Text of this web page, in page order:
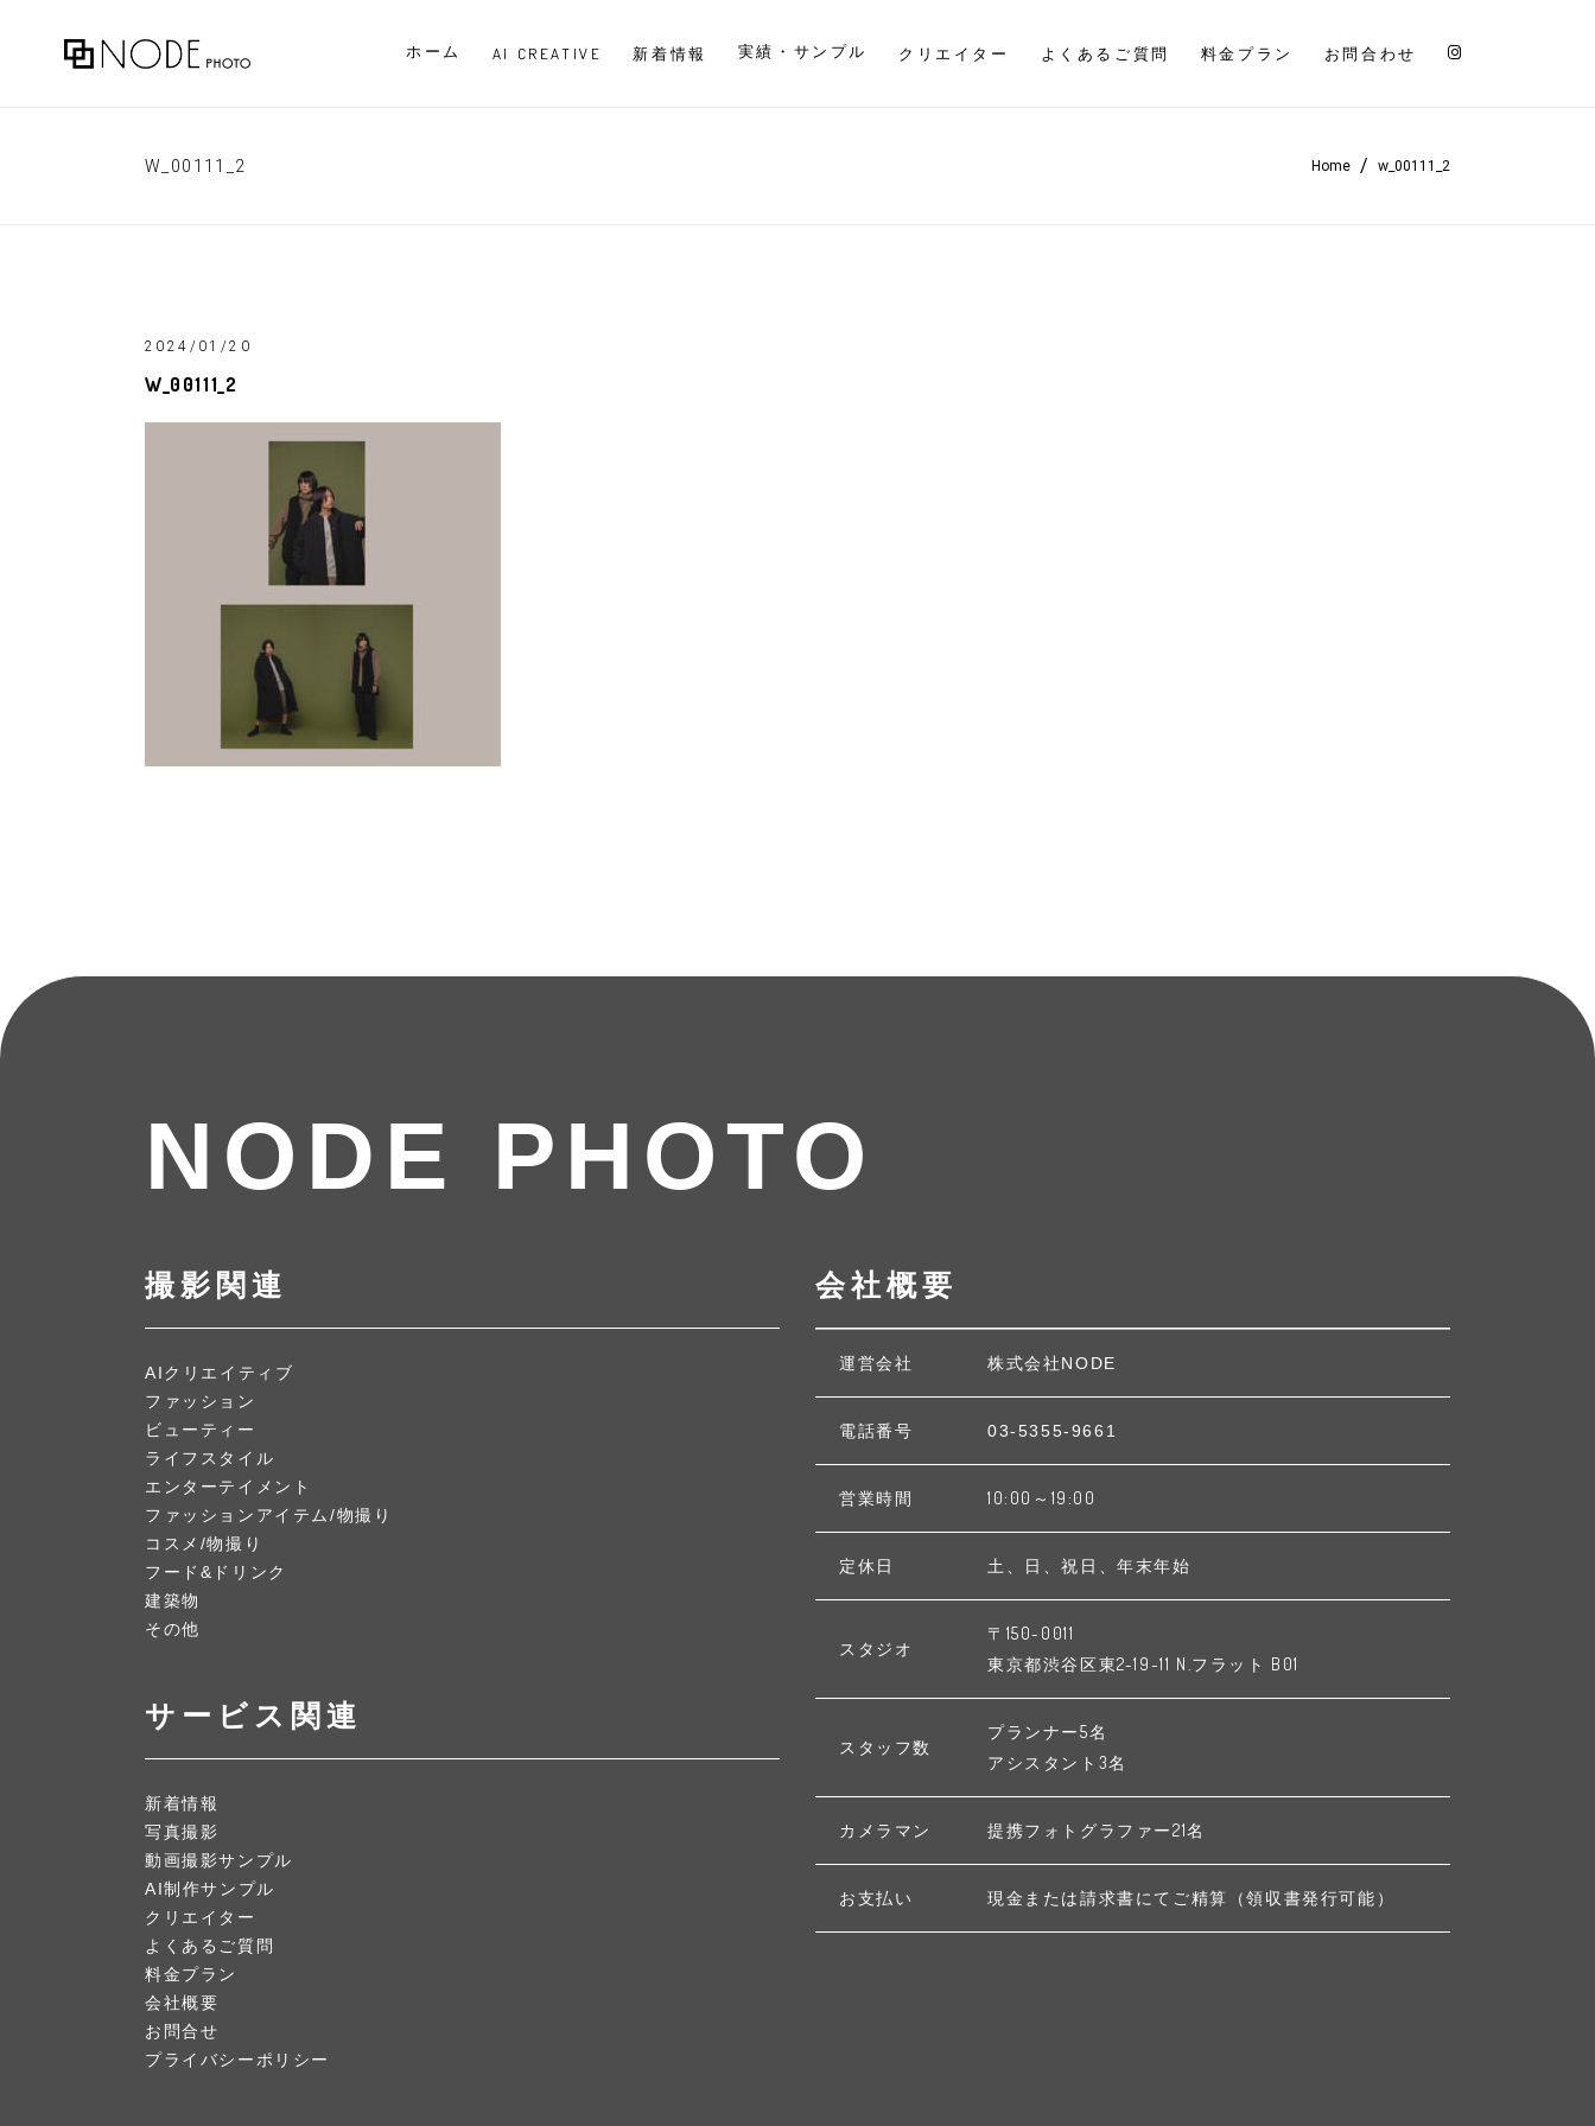
ホーム AI CREATIVE 新着情報 実績・サンプル クリエイター よくあるご質問 料金プラン お問合わせ
W_00111_2 Home / w_00111_2
2024/01/20
W_00111_2
NODE PHOTO
撮影関連
AIクリエイティブ
ファッション
ビューティー
ライフスタイル
エンターテイメント
ファッションアイテム/物撮り
コスメ/物撮り
フード&ドリンク
建築物
その他
サービス関連
新着情報
写真撮影
動画撮影サンプル
AI制作サンプル
クリエイター
よくあるご質問
料金プラン
会社概要
お問合せ
プライバシーポリシー
会社概要
運営会社 株式会社NODE
電話番号 03-5355-9661
営業時間 10:00～19:00
定休日 土、日、祝日、年末年始
スタジオ
〒150-0011
東京都渋谷区東2-19-11 N.フラット B01
スタッフ数
プランナー5名
アシスタント3名
カメラマン 提携フォトグラファー21名
お支払い 現金または請求書にてご精算（領収書発行可能）